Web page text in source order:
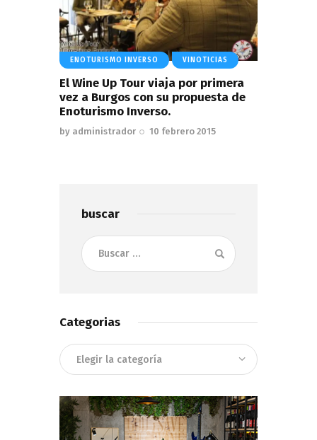
ENOTURISMO INVERSO VINOTICIAS
El Wine Up Tour viaja por primera
vez a Burgos con su propuesta de
Enoturismo Inverso.
by administrador 10 febrero 2015
buscar
Buscar:
Categorias
Categorias